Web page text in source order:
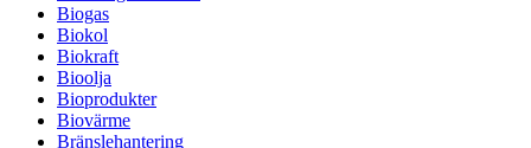
Biogas
Biokol
Biokraft
Bioolja
Bioprodukter
Biovärme
Bränslehantering